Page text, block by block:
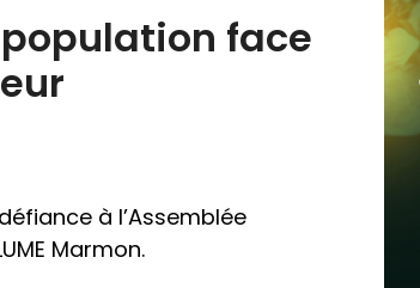
face
à l’Assemblée
Marmon.